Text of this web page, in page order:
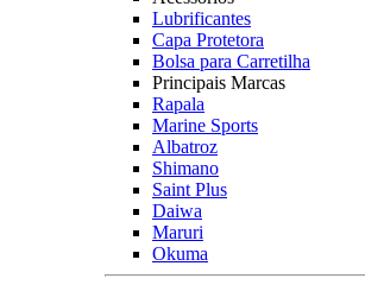
Lubrificantes
Capa Protetora
Bolsa para Carretilha
Principais Marcas
Rapala
Marine Sports
Albatroz
Shimano
Saint Plus
Daiwa
Maruri
Okuma